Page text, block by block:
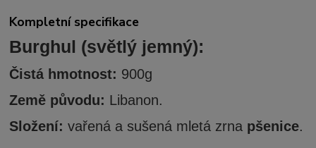
Kompletní specifikace
Burghul (světlý jemný):
Čistá hmotnost: 900g
Země původu: Libanon.
Složení: vařená a sušená mletá zrna pšenice.